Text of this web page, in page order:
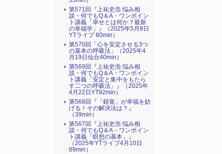
第571回『上祐史浩 悩み相
談・何でもQ＆A・ワンポイン
ト講義「幸せとは何か？最新
の幸福学」』（2025年5月8日
YTライブ 80min）
第570回「心を安定させる3つ
の基本の呼吸法」（2025年4
月19日仙台40min）
第569回『上祐史浩 悩み相
談・何でもQ＆A・ワンポイン
ト講義「安定と集中をもたら
す二つの呼吸法」』（2025年
4月22日YT92min）
第568回『「錯覚」が幸福を妨
げる！その解決法は？』
（39min）
第567回『上祐史浩 悩み相
談・何でもQ＆A・ワンポイン
ト講義「瞑想の基本」』
（2025年YTライブ4月10日
89min）